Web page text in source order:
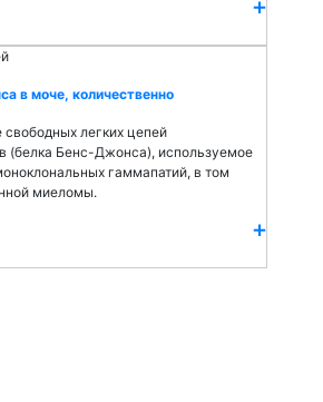
в моче, количественно
легких цепей
(белка Бенс-Джонса), используемое
гаммапатий, в том
миеломы.